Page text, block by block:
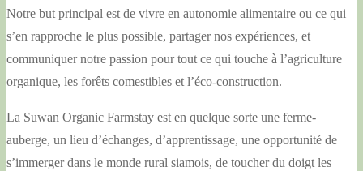
Notre but principal est de vivre en autonomie alimentaire ou ce qui
s’en rapproche le plus possible, partager nos expériences, et
communiquer notre passion pour tout ce qui touche à l’agriculture
organique, les forêts comestibles et l’éco-construction.
La Suwan Organic Farmstay est en quelque sorte une ferme-
auberge, un lieu d’échanges, d’apprentissage, une opportunité de
s’immerger dans le monde rural siamois, de toucher du doigt les